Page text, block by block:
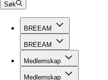
Søk
BREEAM
BREEAM
Medlemskap
Medlemskap